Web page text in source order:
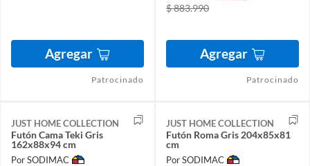
Agregar
Patrocinado
$ 883.990
Agregar
Patrocinado
JUST HOME COLLECTION
Futón Cama Teki Gris
162x88x94 cm
Por SODIMAC
JUST HOME COLLECTION
Futón Roma Gris 204x85x81
cm
Por SODIMAC